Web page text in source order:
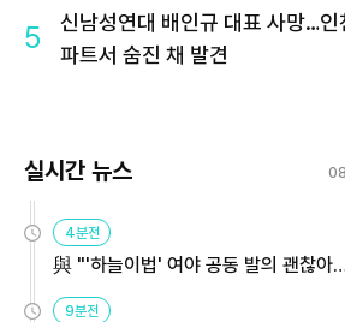
5
신남성연대 배인규 대표 사망…인
파트서 숨진 채 발견
실시간 뉴스
4분전
與 "'하늘이법' 여야 공동 발의 괜찮아
9분전